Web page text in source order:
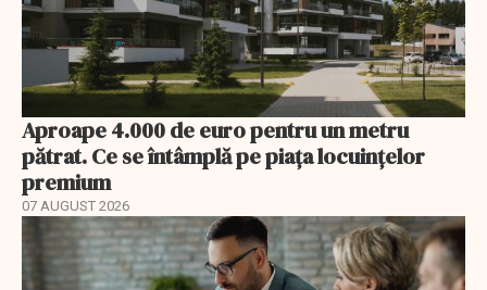
Aproape 4.000 de euro pentru un metru
pătrat. Ce se întâmplă pe piața locuințelor
premium
07 AUGUST 2026